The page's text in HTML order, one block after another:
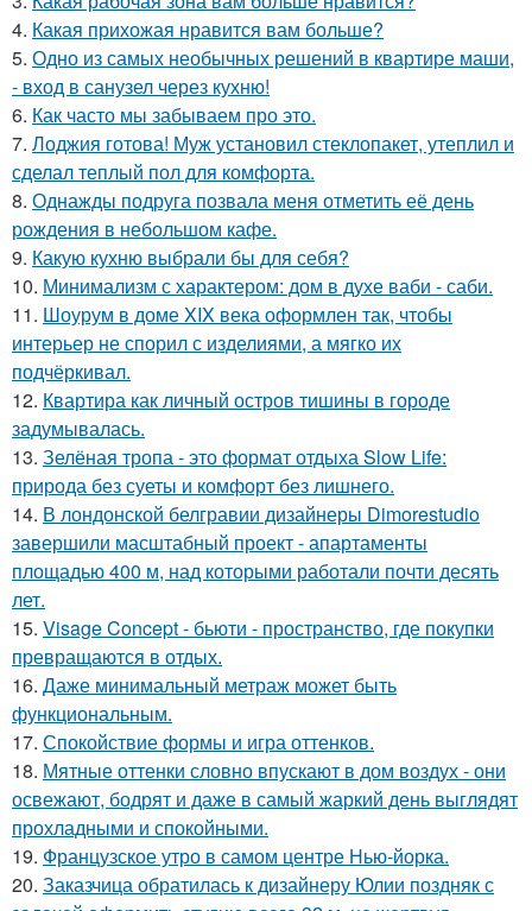
4. Какая прихожая нравится вам больше?
5. Одно из самых необычных решений в квартире маши,
- вход в санузел через кухню!
6. Как часто мы забываем про это.
7. Лоджия готова! Муж установил стеклопакет, утеплил и
сделал теплый пол для комфорта.
8. Однажды подруга позвала меня отметить её день
рождения в небольшом кафе.
9. Какую кухню выбрали бы для себя?
10. Минимализм с характером: дом в духе ваби - саби.
11. Шоурум в доме XIX века оформлен так, чтобы
интерьер не спорил с изделиями, а мягко их
подчёркивал.
12. Квартира как личный остров тишины в городе
задумывалась.
13. Зелёная тропа - это формат отдыха Slow Life:
природа без суеты и комфорт без лишнего.
14. В лондонской белгравии дизайнеры Dimorestudio
завершили масштабный проект - апартаменты
площадью 400 м, над которыми работали почти десять
лет.
15. Visage Concept - бьюти - пространство, где покупки
превращаются в отдых.
16. Даже минимальный метраж может быть
функциональным.
17. Спокойствие формы и игра оттенков.
18. Мятные оттенки словно впускают в дом воздух - они
освежают, бодрят и даже в самый жаркий день выглядят
прохладными и спокойными.
19. Французское утро в самом центре Нью-йорка.
20. Заказчица обратилась к дизайнеру Юлии поздняк с